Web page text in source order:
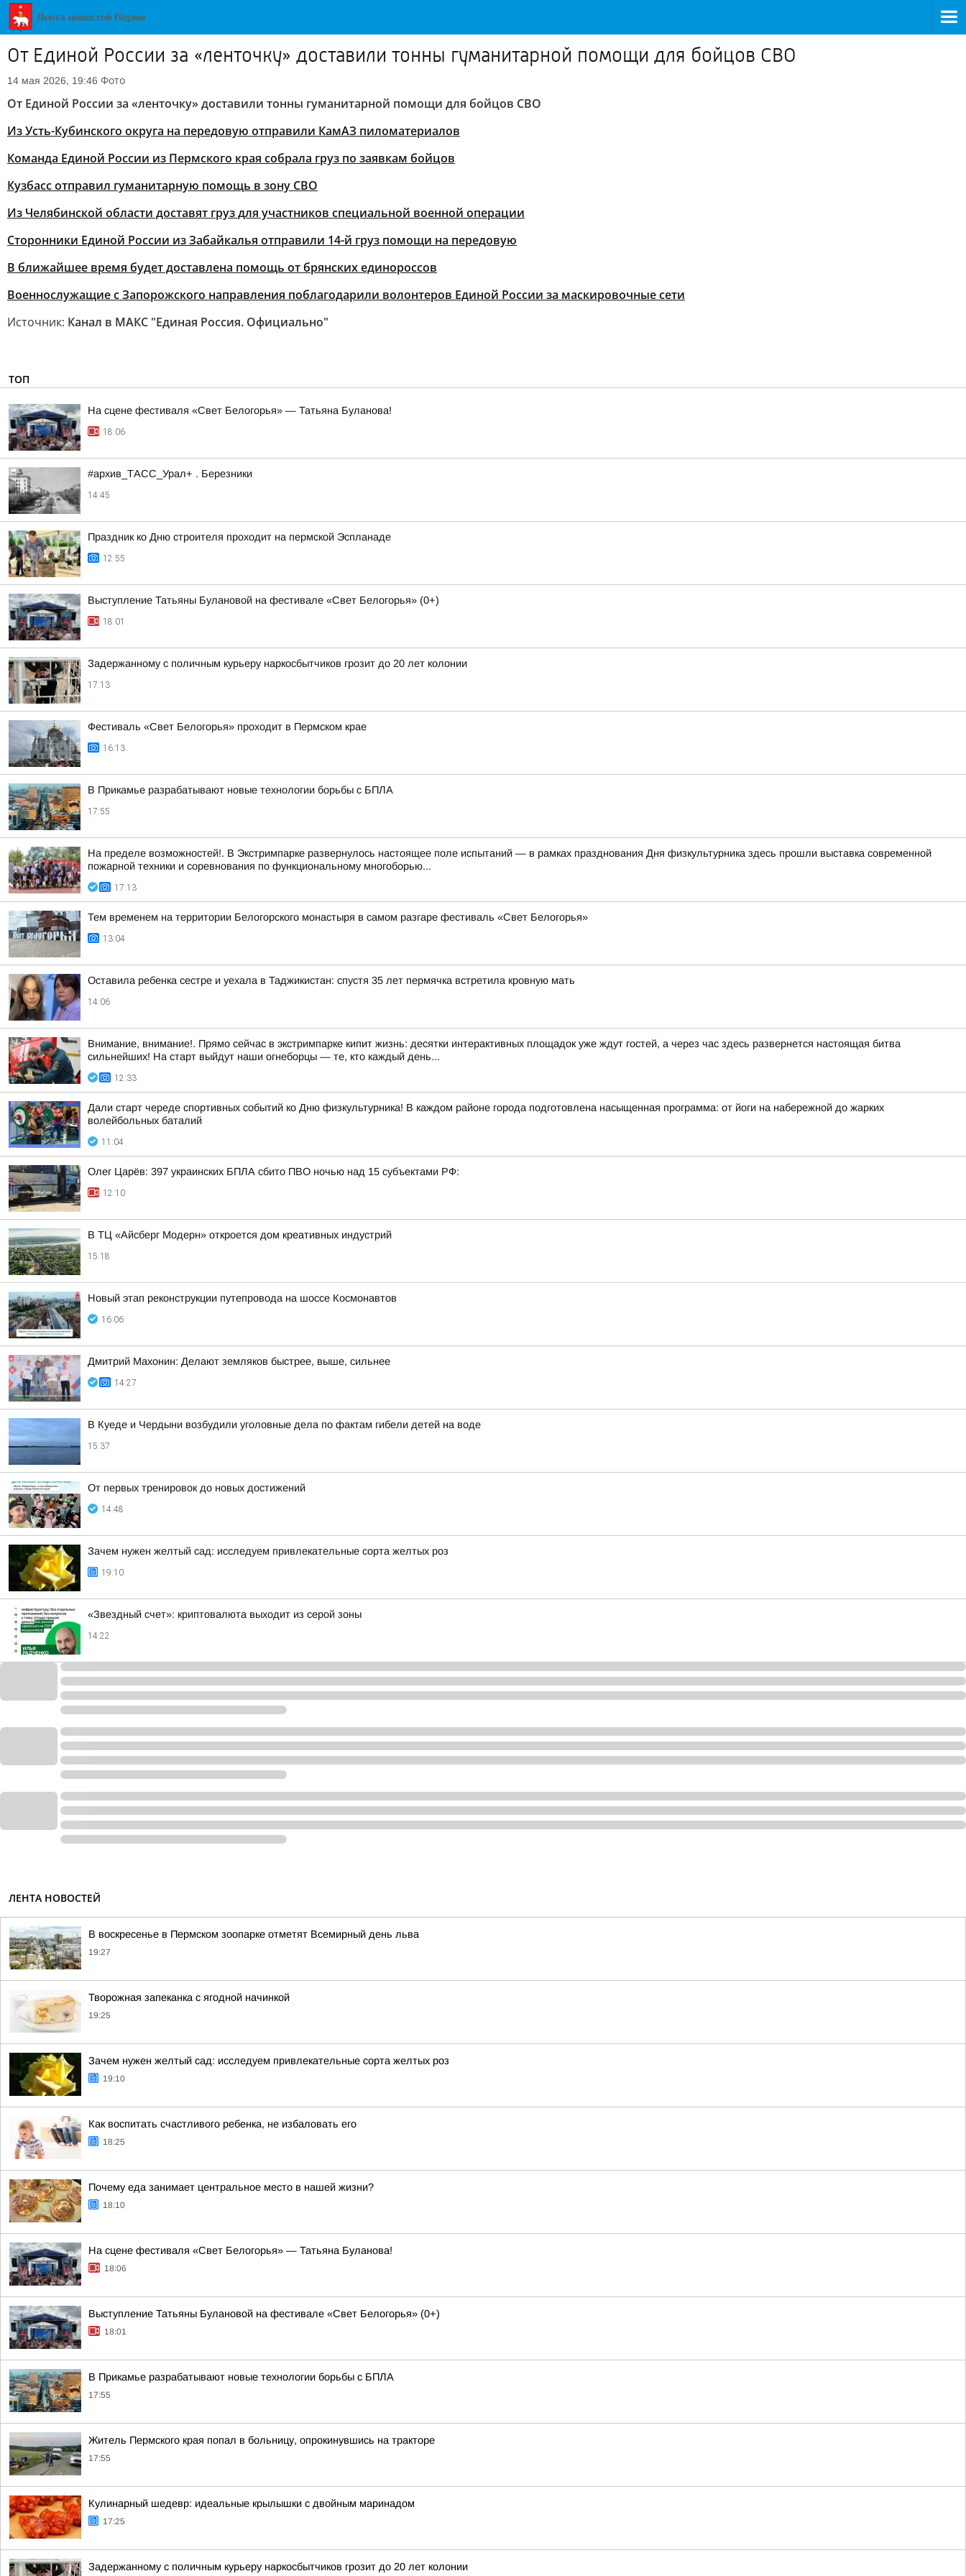
От Единой России за «ленточку» доставили тонны гуманитарной помощи для бойцов СВО
14 мая 2026, 19:46 Фото
От Единой России за «ленточку» доставили тонны гуманитарной помощи для бойцов СВО
Из Усть-Кубинского округа на передовую отправили КамАЗ пиломатериалов
Команда Единой России из Пермского края собрала груз по заявкам бойцов
Кузбасс отправил гуманитарную помощь в зону СВО
Из Челябинской области доставят груз для участников специальной военной операции
Сторонники Единой России из Забайкалья отправили 14-й груз помощи на передовую
В ближайшее время будет доставлена помощь от брянских единороссов
Военнослужащие с Запорожского направления поблагодарили волонтеров Единой России за маскировочные сети
Источник: Канал в МАКС "Единая Россия. Официально"
ТОП
На сцене фестиваля «Свет Белогорья» — Татьяна Буланова!
18:06
#архив_ТАСС_Урал+ . Березники
14:45
Праздник ко Дню строителя проходит на пермской Эспланаде
12:55
Выступление Татьяны Булановой на фестивале «Свет Белогорья» (0+)
18:01
Задержанному с поличным курьеру наркосбытчиков грозит до 20 лет колонии
17:13
Фестиваль «Свет Белогорья» проходит в Пермском крае
16:13
В Прикамье разрабатывают новые технологии борьбы с БПЛА
17:55
На пределе возможностей!. В Экстримпарке развернулось настоящее поле испытаний — в рамках празднования Дня физкультурника здесь прошли выставка современной
пожарной техники и соревнования по функциональному многоборью...
17:13
Тем временем на территории Белогорского монастыря в самом разгаре фестиваль «Свет Белогорья»
13:04
Оставила ребенка сестре и уехала в Таджикистан: спустя 35 лет пермячка встретила кровную мать
14:06
Внимание, внимание!. Прямо сейчас в экстримпарке кипит жизнь: десятки интерактивных площадок уже ждут гостей, а через час здесь развернется настоящая битва
сильнейших! На старт выйдут наши огнеборцы — те, кто каждый день...
12:33
Дали старт череде спортивных событий ко Дню физкультурника! В каждом районе города подготовлена насыщенная программа: от йоги на набережной до жарких
волейбольных баталий
11:04
Олег Царёв: 397 украинских БПЛА сбито ПВО ночью над 15 субъектами РФ:
12:10
В ТЦ «Айсберг Модерн» откроется дом креативных индустрий
15:18
Новый этап реконструкции путепровода на шоссе Космонавтов
16:06
Дмитрий Махонин: Делают земляков быстрее, выше, сильнее
14:27
В Куеде и Чердыни возбудили уголовные дела по фактам гибели детей на воде
15:37
От первых тренировок до новых достижений
14:48
Зачем нужен желтый сад: исследуем привлекательные сорта желтых роз
19:10
«Звездный счет»: криптовалюта выходит из серой зоны
14:22
ЛЕНТА НОВОСТЕЙ
В воскресенье в Пермском зоопарке отметят Всемирный день льва
19:27
Творожная запеканка с ягодной начинкой
19:25
Зачем нужен желтый сад: исследуем привлекательные сорта желтых роз
19:10
Как воспитать счастливого ребенка, не избаловать его
18:25
Почему еда занимает центральное место в нашей жизни?
18:10
На сцене фестиваля «Свет Белогорья» — Татьяна Буланова!
18:06
Выступление Татьяны Булановой на фестивале «Свет Белогорья» (0+)
18:01
В Прикамье разрабатывают новые технологии борьбы с БПЛА
17:55
Житель Пермского края попал в больницу, опрокинувшись на тракторе
17:55
Кулинарный шедевр: идеальные крылышки с двойным маринадом
17:25
Задержанному с поличным курьеру наркосбытчиков грозит до 20 лет колонии